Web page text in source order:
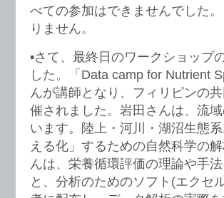
べての参加はできませんでした
りません。
▪︎さて、最終日のワークショップ
した。「Data camp for Nutrient
んが講師となり、フィリピンの
催されました。岩田さんは、流
います。陸上・河川・湖沼生態
える化」するための自然科学の
んは、栄養循環評価の理論や手
と、分析のためのソフト(エクセ